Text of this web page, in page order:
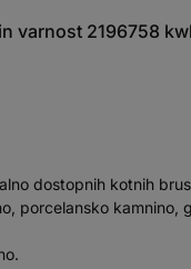
varnost 2196758
dostopnih kotnih
porcelansko kamnino,